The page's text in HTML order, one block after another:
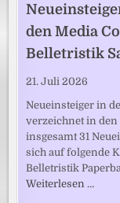
den Media
Belletristik
21. Juli 2026
Neueinsteiger in
verzeichnet in
insgesamt 31
sich auf folgende
Belletristik
Weiterlesen …